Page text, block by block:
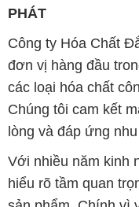
PHÁT
Công ty Hóa Chất
đơn vị hàng đầu
các loại hóa chất
Chúng tôi cam kết
lòng và đáp ứng
Với nhiều năm kinh
hiểu rõ tầm quan